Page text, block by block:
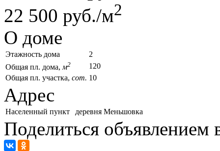
22 500 руб./м2
О доме
Этажность дома
2
Общая пл. дома, м2
120
Общая пл. участка, сот. 10
Адрес
Населенный пункт деревня Меньшовка
Поделиться объявлением